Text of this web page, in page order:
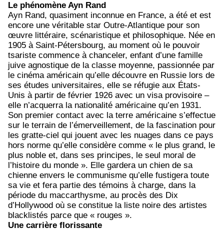
Le phénomène Ayn Rand
Ayn Rand, quasiment inconnue en France, a été et est
encore une véritable star Outre-Atlantique pour son
œuvre littéraire, scénaristique et philosophique. Née en
1905 à Saint-Pétersbourg, au moment où le pouvoir
tsariste commence à chanceler, enfant d’une famille
juive agnostique de la classe moyenne, passionnée par
le cinéma américain qu’elle découvre en Russie lors de
ses études universitaires, elle se réfugie aux États-
Unis à partir de février 1926 avec un visa provisoire –
elle n’acquerra la nationalité américaine qu’en 1931.
Son premier contact avec la terre américaine s’effectue
sur le terrain de l’émerveillement, de la fascination pour
les gratte-ciel qui jouent avec les nuages dans ce pays
hors norme qu’elle considère comme « le plus grand, le
plus noble et, dans ses principes, le seul moral de
l’histoire du monde ». Elle gardera un chien de sa
chienne envers le communisme qu’elle fustigera toute
sa vie et fera partie des témoins à charge, dans la
période du maccarthysme, au procès des Dix
d’Hollywood où se constitue la liste noire des artistes
blacklistés parce que « rouges ».
Une carrière florissante